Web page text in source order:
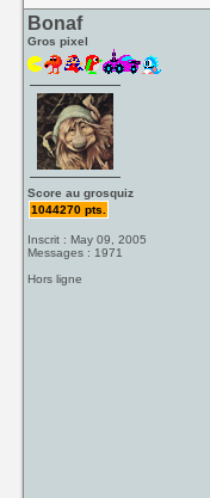
Bonaf
Gros pixel
Score au grosquiz
1044270 pts.
Inscrit : May 09, 2005
Messages : 1971
Hors ligne